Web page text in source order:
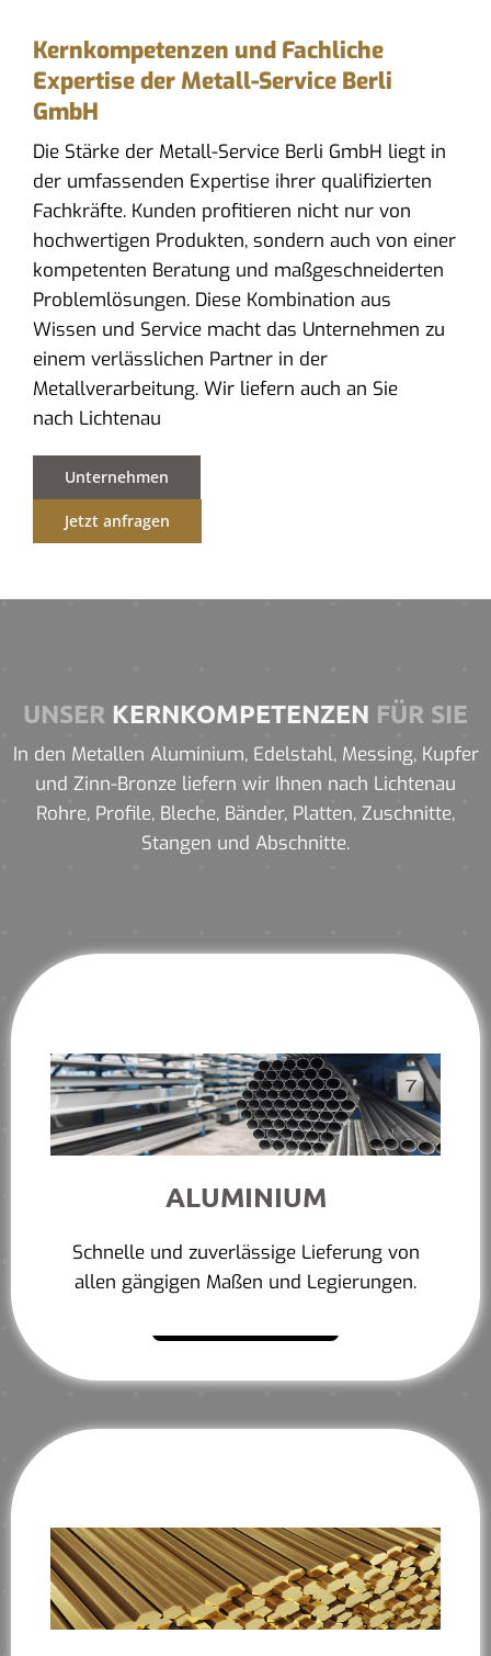
Kernkompetenzen und Fachliche
Expertise der Metall-Service Berli
GmbH
Die Stärke der Metall-Service Berli GmbH liegt in
der umfassenden Expertise ihrer qualifizierten
Fachkräfte. Kunden profitieren nicht nur von
hochwertigen Produkten, sondern auch von einer
kompetenten Beratung und maßgeschneiderten
Problemlösungen. Diese Kombination aus
Wissen und Service macht das Unternehmen zu
einem verlässlichen Partner in der
Metallverarbeitung. Wir liefern auch an Sie
nach Lichtenau
Unternehmen
Jetzt anfragen
UNSER KERNKOMPETENZEN FÜR SIE
In den Metallen Aluminium, Edelstahl, Messing, Kupfer
und Zinn-Bronze liefern wir Ihnen nach Lichtenau
Rohre, Profile, Bleche, Bänder, Platten, Zuschnitte,
Stangen und Abschnitte.
ALUMINIUM
Schnelle und zuverlässige Lieferung von
allen gängigen Maßen und Legierungen.